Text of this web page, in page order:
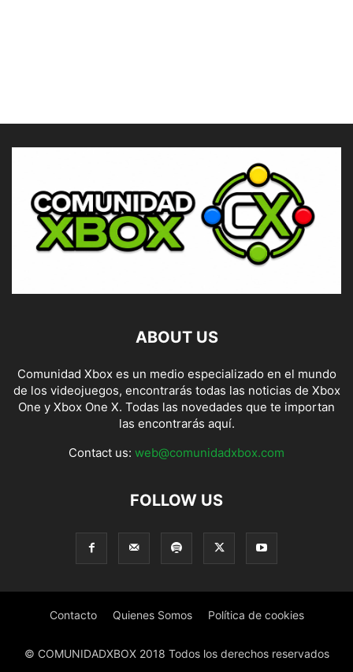
ABOUT US
Comunidad Xbox es un medio especializado en el mundo
de los videojuegos, encontrarás todas las noticias de Xbox
One y Xbox One X. Todas las novedades que te importan
las encontrarás aquí.
Contact us: web@comunidadxbox.com
FOLLOW US
Contacto Quienes Somos Política de cookies
© COMUNIDADXBOX 2018 Todos los derechos reservados